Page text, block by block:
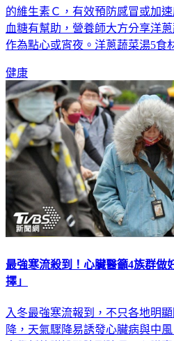
血糖有幫助，營養師大方分享洋
作為點心或宵夜。洋蔥蔬菜湯5食
擇」
降，天氣驟降易誘發心臟病與中
大學新竹附設醫院副院長、心臟